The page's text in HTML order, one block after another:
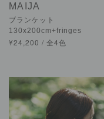
MAIJA
ブランケット
130x200cm+fringes
¥24,200 / 全4色